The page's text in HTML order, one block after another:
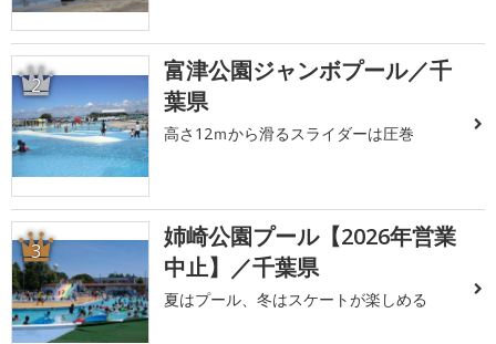
2
富津公園ジャンボプール／千
葉県
高さ12ｍから滑るスライダーは圧巻
3
姉崎公園プール【2026年営業
中止】／千葉県
夏はプール、冬はスケートが楽しめる